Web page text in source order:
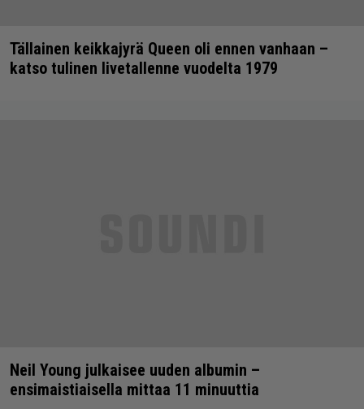
Tällainen keikkajyrä Queen oli ennen vanhaan –
katso tulinen livetallenne vuodelta 1979
Neil Young julkaisee uuden albumin –
ensimaistiaisella mittaa 11 minuuttia